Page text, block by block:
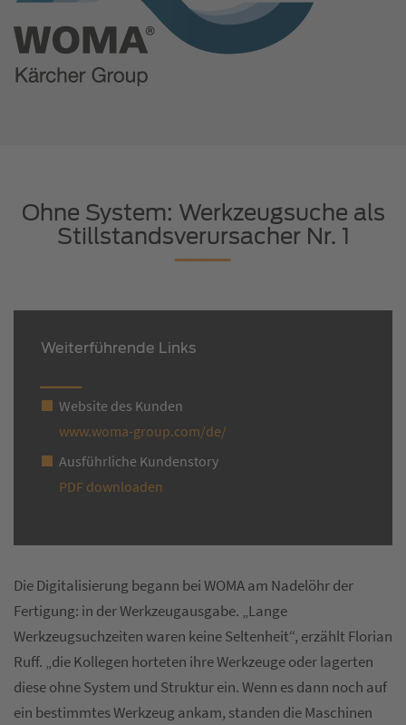
Ohne System: Werkzeugsuche als
Stillstandsverursacher Nr. 1
Weiterführende Links
Website des Kunden
www.woma-group.com/de/
Ausführliche Kundenstory
PDF downloaden
Die Digitalisierung begann bei WOMA am Nadelöhr der
Fertigung: in der Werkzeugausgabe. „Lange
Werkzeugsuchzeiten waren keine Seltenheit“, erzählt Florian
Ruff. „die Kollegen horteten ihre Werkzeuge oder lagerten
diese ohne System und Struktur ein. Wenn es dann noch auf
ein bestimmtes Werkzeug ankam, standen die Maschinen